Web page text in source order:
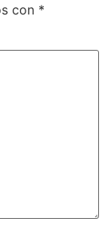
con *